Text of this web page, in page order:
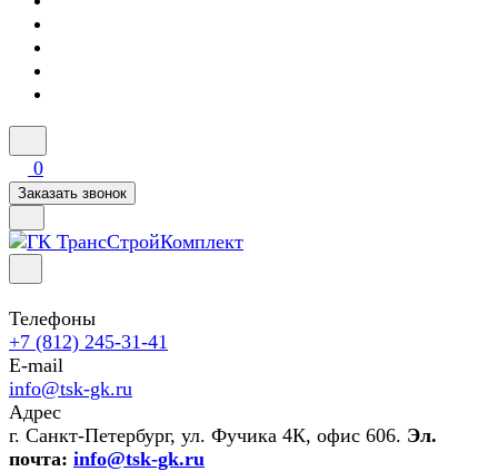
0
Заказать звонок
Телефоны
+7 (812) 245-31-41
E-mail
info@tsk-gk.ru
Адрес
г. Санкт-Петербург, ул. Фучика 4К, офис 606. Эл.
почта: info@tsk-gk.ru